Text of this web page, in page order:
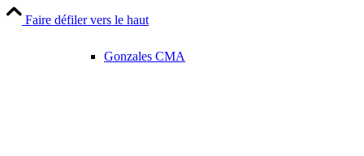
Gonzales CMA
Faire défiler vers le haut